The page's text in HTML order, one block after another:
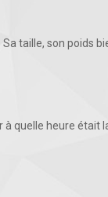
taille, son poids
à quelle heure était